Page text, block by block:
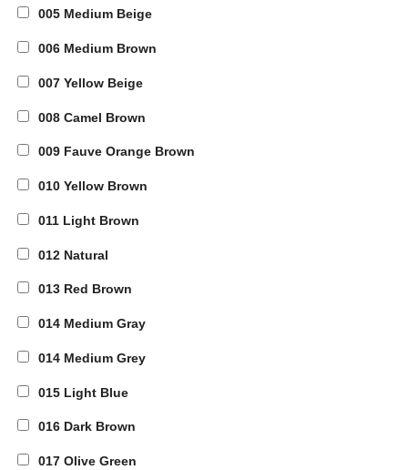
005 Medium Beige
006 Medium Brown
007 Yellow Beige
008 Camel Brown
009 Fauve Orange Brown
010 Yellow Brown
011 Light Brown
012 Natural
013 Red Brown
014 Medium Gray
014 Medium Grey
015 Light Blue
016 Dark Brown
017 Olive Green